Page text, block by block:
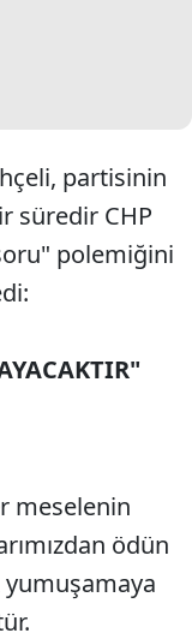
partisinin
süredir CHP
polemiğini
meselenin
ödün